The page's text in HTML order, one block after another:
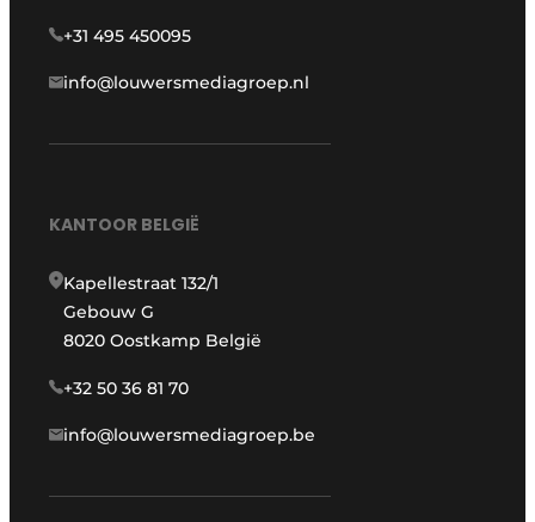
+31 495 450095
info@louwersmediagroep.nl
KANTOOR BELGIË
Kapellestraat 132/1
Gebouw G
8020 Oostkamp België
+32 50 36 81 70
info@louwersmediagroep.be